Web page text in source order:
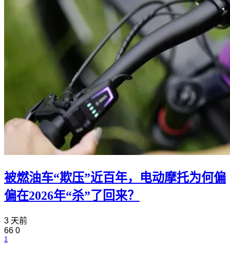
被燃油车“欺压”近百年，电动摩托为何偏
偏在2026年“杀”了回来？
3 天前
66 0
1